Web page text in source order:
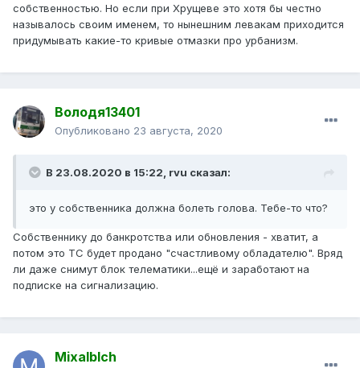
собственностью. Но если при Хрущеве это хотя бы честно
называлось своим именем, то нынешним левакам приходится
придумывать какие-то кривые отмазки про урбанизм.
Володя13401
Опубликовано 23 августа, 2020
В 23.08.2020 в 15:22, rvu сказал:
это у собственника должна болеть голова. Тебе-то что?
Собственнику до банкротства или обновления - хватит, а
потом это ТС будет продано "счастливому обладателю". Вряд
ли даже снимут блок телематики...ещё и заработают на
подписке на сигнализацию.
Mixalblch